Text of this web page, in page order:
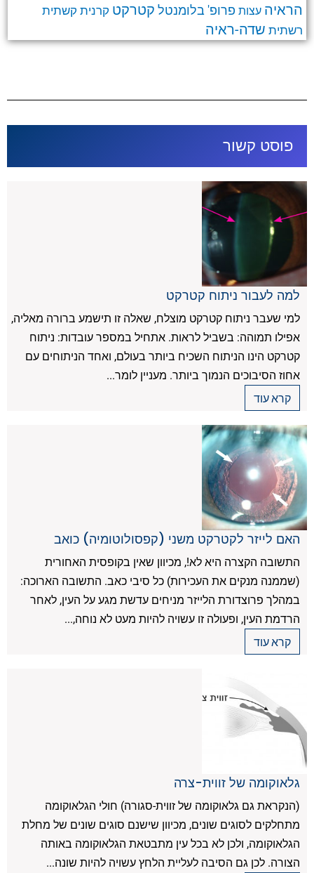
הראיה עצות פרופ' בלומנטל קטרקט קרנית קשתית
רשתית שדה-ראיה
פוסט קשור
למה לעבור ניתוח קטרקט
למי שעבר ניתוח קטרקט מוצלח, שאלה זו תישמע ברורה מאליה,
אפילו תמוהה: בשביל לראות. אתחיל במספר עובדות: ניתוח
קטרקט הינו הניתוח השכיח ביותר בעולם, ואחד הניתוחים עם
אחוז הסיבוכים הנמוך ביותר. מעניין לומר...
קרא עוד
האם לייזר לקטרקט משני (קפסולוטומיה) כואב
התשובה הקצרה היא לא!, מכיוון שאין בקופסית האחורית
(שממנה מנקים את העכירות) כל סיבי כאב. התשובה הארוכה:
במהלך פרוצדורת הלייזר מניחים עדשת מגע על העין, לאחר
הרדמת העין, ופעולה זו עשויה להיות מעט לא נוחה,...
קרא עוד
גלאוקומה של זווית-צרה
(הנקראת גם גלאוקומה של זווית-סגורה) חולי הגלאוקומה
מתחלקים לסוגים שונים, מכיוון שישנם סוגים שונים של מחלת
הגלאוקומה, ולכן לא בכל עין מתבטאת הגלאוקומה באותה
הצורה. לכן גם הסיבה לעליית הלחץ עשויה להיות שונה...